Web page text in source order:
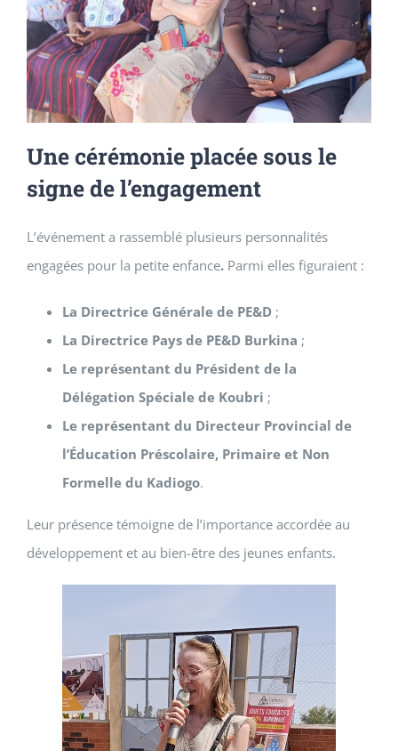
Une cérémonie placée sous le
signe de l’engagement
L’événement a rassemblé plusieurs personnalités
engagées pour la petite enfance. Parmi elles figuraient :
La Directrice Générale de PE&D ;
La Directrice Pays de PE&D Burkina ;
Le représentant du Président de la
Délégation Spéciale de Koubri ;
Le représentant du Directeur Provincial de
l’Éducation Préscolaire, Primaire et Non
Formelle du Kadiogo.
Leur présence témoigne de l’importance accordée au
développement et au bien-être des jeunes enfants.